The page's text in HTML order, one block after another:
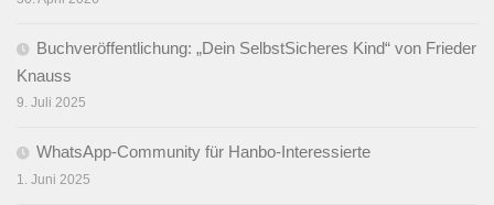
Buchveröffentlichung: „Dein SelbstSicheres Kind“ von Frieder
Knauss
9. Juli 2025
WhatsApp-Community für Hanbo-Interessierte
1. Juni 2025